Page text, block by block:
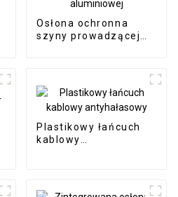
Osłona ochronna
szyny prowadzącej
Plastikowy łańcuch
kablowy